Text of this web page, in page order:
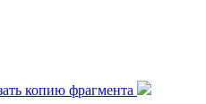
копию фрагмента